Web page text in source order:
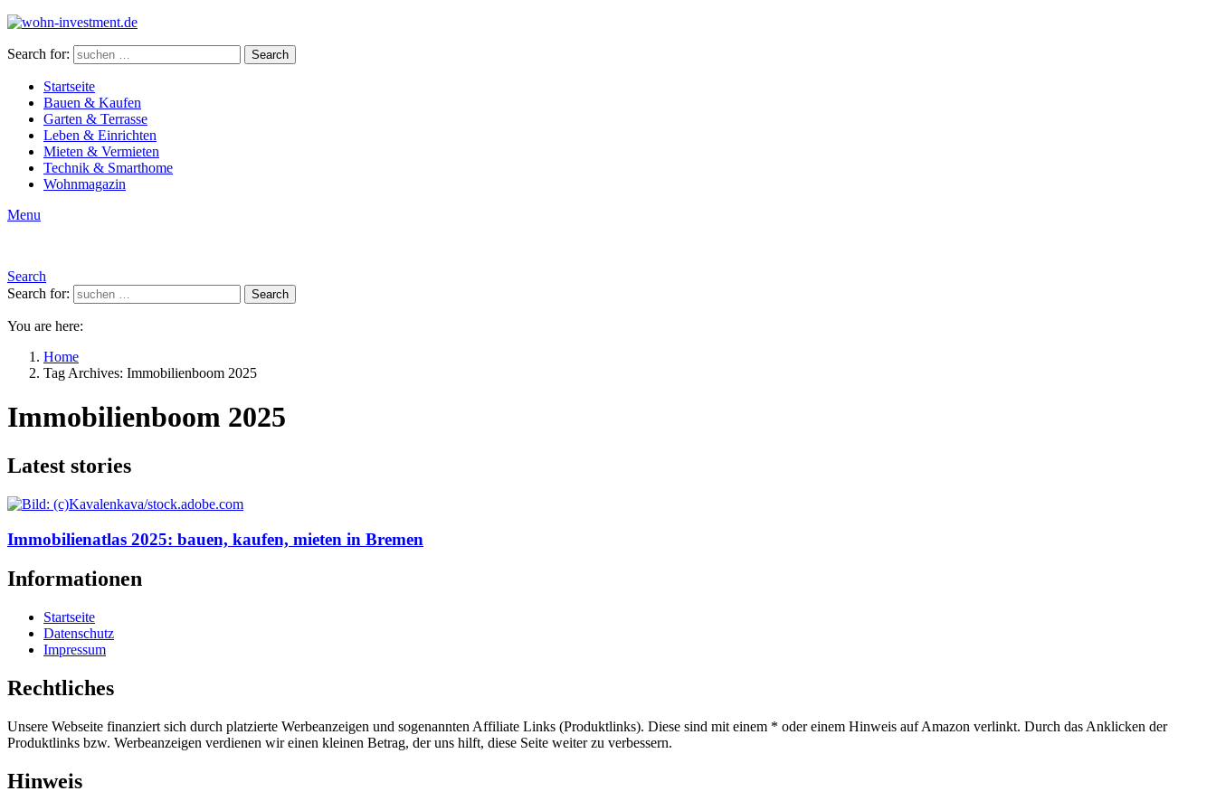
Search for: Search
Startseite
Bauen & Kaufen
Garten & Terrasse
Leben & Einrichten
Mieten & Vermieten
Technik & Smarthome
Wohnmagazin
Menu
Search
Search for:
Search
You are here:
Home
Tag Archives: Immobilienboom 2025
Immobilienboom 2025
Latest stories
Immobilienatlas 2025: bauen, kaufen, mieten in Bremen
Informationen
Startseite
Datenschutz
Impressum
Rechtliches
Unsere Webseite finanziert sich durch platzierte Werbeanzeigen und sogenannten Affiliate Links (Produktlinks). Diese sind mit einem * oder einem Hinweis auf Amazon verlinkt. Durch das Anklicken der
Produktlinks bzw. Werbeanzeigen verdienen wir einen kleinen Betrag, der uns hilft, diese Seite weiter zu verbessern.
Hinweis